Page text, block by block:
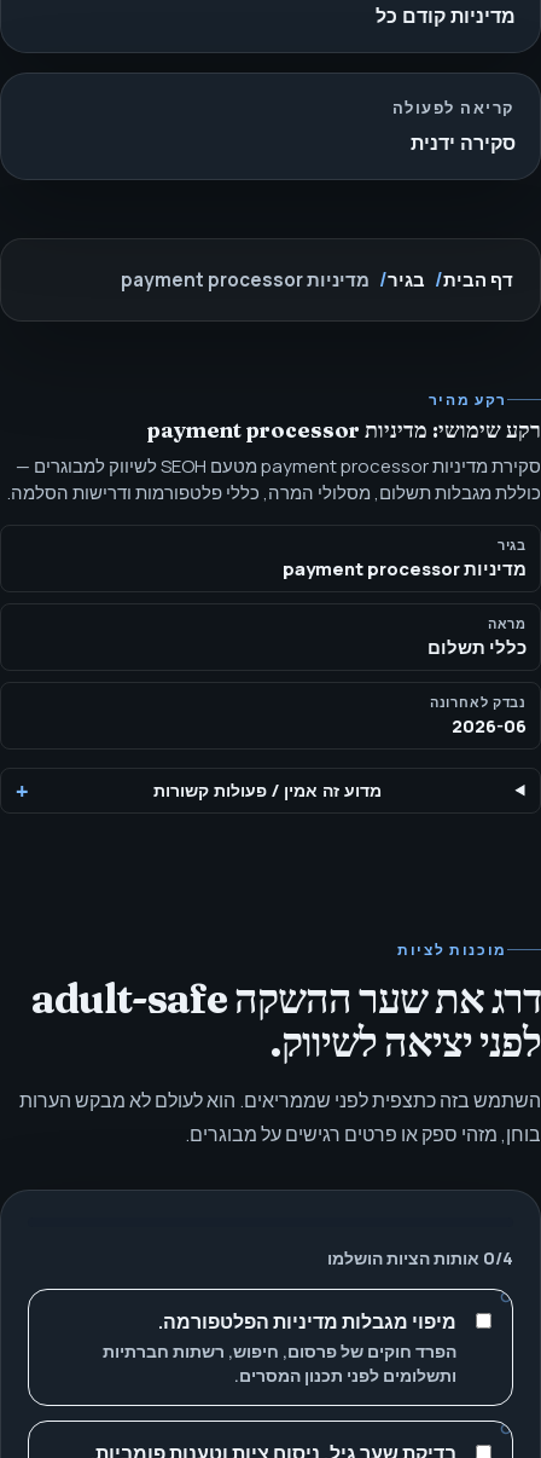
מדיניות קודם כל
קריאה לפעולה
סקירה ידנית
דף הבית בגיר מדיניות payment processor
רקע מהיר
רקע שימושי: מדיניות payment processor
סקירת מדיניות payment processor מטעם SEOH לשיווק למבוגרים —
כוללת מגבלות תשלום, מסלולי המרה, כללי פלטפורמות ודרישות הסלמה.
שיווק חוקי למבוגרים (18+) מחייב התייחסות לכללי payment
גיבוש טיעונים, משפכי המרה, בחירת פלטפורמות או מסלולי המרה.
בגיר
מדיניות payment processor
מראה
כללי תשלום
נבדק לאחרונה
2026-06
מדוע זה אמין / פעולות קשורות
מוכנות לציות
דרג את שער ההשקה adult-safe
לפני יציאה לשיווק.
השתמש בזה כתצפית לפני שממריאים. הוא לעולם לא מבקש הערות
בוחן, מזהי ספק או פרטים רגישים על מבוגרים.
0/4 אותות הציות הושלמו
מיפוי מגבלות מדיניות הפלטפורמה.
הפרד חוקים של פרסום, חיפוש, רשתות חברתיות
ותשלומים לפני תכנון המסרים.